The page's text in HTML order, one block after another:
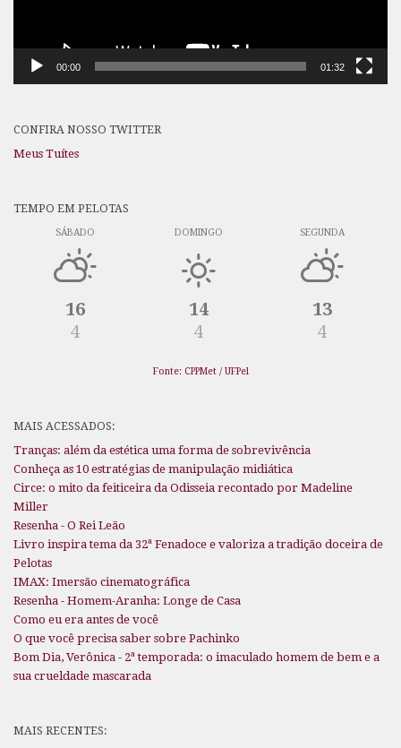
00:00 01:32
CONFIRA NOSSO TWITTER
Meus Tuítes
TEMPO EM PELOTAS
SÁBADO
16
4
DOMINGO
14
4
SEGUNDA
13
4
Fonte: CPPMet / UFPel
MAIS ACESSADOS:
Tranças: além da estética uma forma de sobrevivência
Conheça as 10 estratégias de manipulação midiática
Circe: o mito da feiticeira da Odisseia recontado por Madeline
Miller
Resenha - O Rei Leão
Livro inspira tema da 32ª Fenadoce e valoriza a tradição doceira de
Pelotas
IMAX: Imersão cinematográfica
Resenha - Homem-Aranha: Longe de Casa
Como eu era antes de você
O que você precisa saber sobre Pachinko
Bom Dia, Verônica - 2ª temporada: o imaculado homem de bem e a
sua crueldade mascarada
MAIS RECENTES: